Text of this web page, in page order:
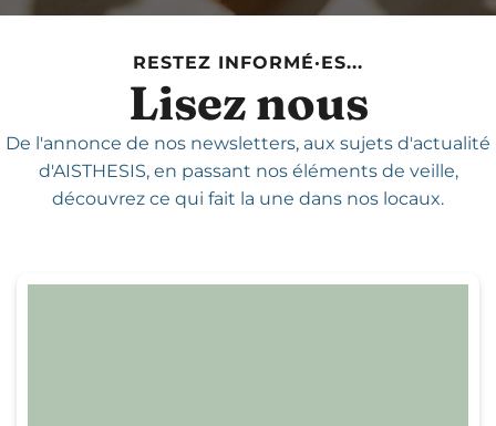
RESTEZ INFORMÉ·ES...
Lisez nous
De l'annonce de nos newsletters, aux sujets d'actualité
d'AISTHESIS,en passant nos éléments de veille,
découvrez ce qui fait la une dans nos locaux.